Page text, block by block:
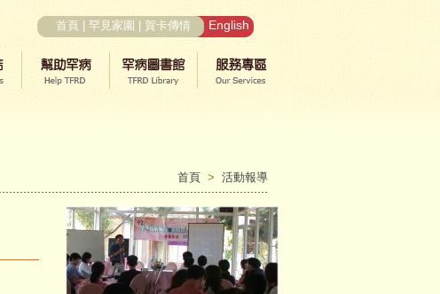
首頁 罕見家園 賀卡傳情 English
首頁 > 活動報導